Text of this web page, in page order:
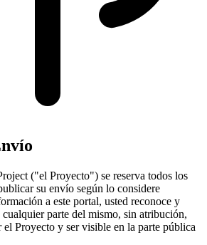
("el Proyecto") se reserva todos los
su envío según lo considere
a este portal, usted reconoce y
parte del mismo, sin atribución,
el Proyecto y ser visible en la parte pública